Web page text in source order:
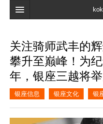
搜索
最新信息
口碑
我的页面
关注骑师武丰的
攀升至巅峰！为
年，银座三越将
银座信息 银座文化 银